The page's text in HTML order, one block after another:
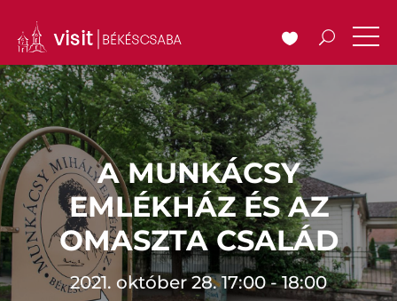
A MUNKÁCSY
EMLÉKHÁZ ÉS AZ
OMASZTA CSALÁD
2021. október 28. 17:00 - 18:00